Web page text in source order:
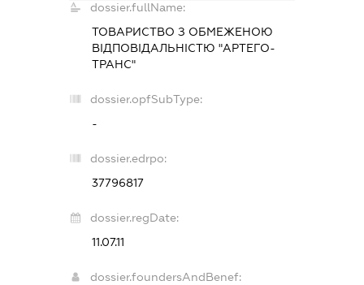
dossier.fullName:
ТОВАРИСТВО З ОБМЕЖЕНОЮ
ВІДПОВІДАЛЬНІСТЮ "АРТЕГО-
ТРАНС"
dossier.opfSubType:
-
dossier.edrpo:
37796817
dossier.regDate:
11.07.11
dossier.foundersAndBenef: